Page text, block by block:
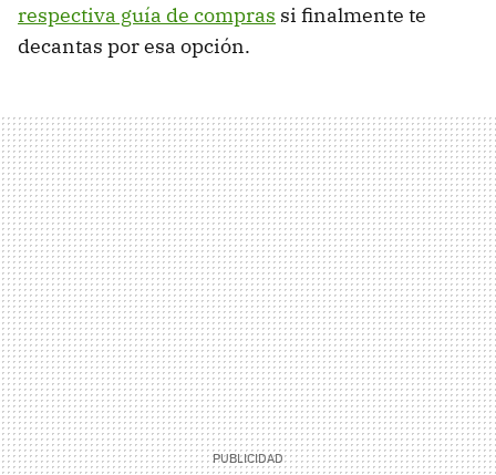
respectiva guía de compras si finalmente te
decantas por esa opción.